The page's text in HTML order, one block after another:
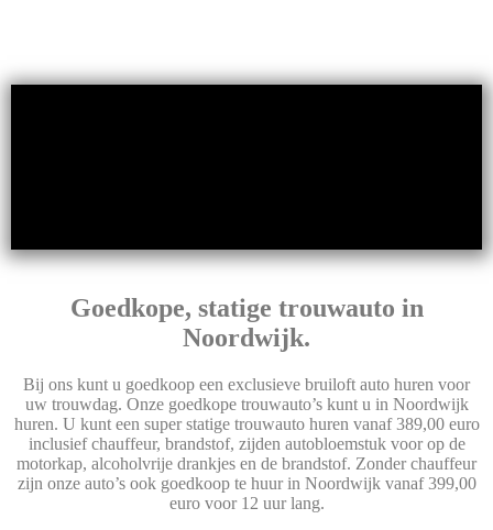
Goedkope, statige trouwauto in
Noordwijk.
Bij ons kunt u goedkoop een exclusieve bruiloft auto huren voor
uw trouwdag. Onze goedkope trouwauto’s kunt u in Noordwijk
huren. U kunt een super statige trouwauto huren vanaf 389,00 euro
inclusief chauffeur, brandstof, zijden autobloemstuk voor op de
motorkap, alcoholvrije drankjes en de brandstof. Zonder chauffeur
zijn onze auto’s ook goedkoop te huur in Noordwijk vanaf 399,00
euro voor 12 uur lang.